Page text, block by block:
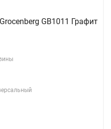
GB1011 Графит